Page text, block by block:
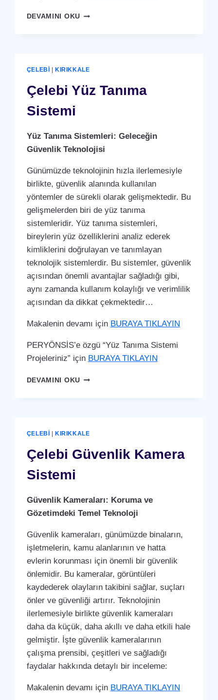
DEVAMINI OKUÇELEBI
ÇELEBI KIRIKKALE
Çelebi Yüz Tanıma
Sistemi
Yüz Tanıma Sistemleri: Geleceğin
Güvenlik Teknolojisi
Günümüzde teknolojinin hızla ilerlemesiyle
birlikte, güvenlik alanında kullanılan
yöntemler de sürekli olarak gelişmektedir. Bu
gelişmelerden biri de yüz tanıma
sistemleridir. Yüz tanıma sistemleri,
bireylerin yüz özelliklerini analiz ederek
kimliklerini doğrulayan ve tanımlayan
teknolojik sistemlerdir. Bu sistemler, güvenlik
açısından önemli avantajlar sağladığı gibi,
aynı zamanda kullanım kolaylığı ve verimlilik
açısından da dikkat çekmektedir…
Makalenin devamı için BURAYA TIKLAYIN
PERYÖNSİS’e özgü “Yüz Tanıma Sistemi
Projeleriniz” için BURAYA TIKLAYIN
DEVAMINI OKUÇELEBI
ÇELEBI KIRIKKALE
Çelebi Güvenlik Kamera
Sistemi
Güvenlik Kameraları: Koruma ve
Gözetimdeki Temel Teknoloji
Güvenlik kameraları, günümüzde binaların,
işletmelerin, kamu alanlarının ve hatta
evlerin korunması için önemli bir güvenlik
önlemidir. Bu kameralar, görüntüleri
kaydederek olayların takibini sağlar, suçları
önler ve güvenliği artırır. Teknolojinin
ilerlemesiyle birlikte güvenlik kameraları
daha da küçük, daha akıllı ve daha etkili hale
gelmiştir. İşte güvenlik kameralarının
çalışma prensibi, çeşitleri ve sağladığı
faydalar hakkında detaylı bir inceleme:
Makalenin devamı için BURAYA TIKLAYIN